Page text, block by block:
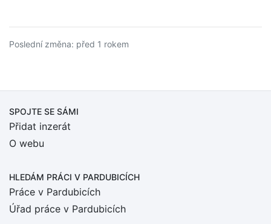
Poslední změna: před 1 rokem
SPOJTE SE SÁMI
Přidat inzerát
O webu
HLEDÁM PRÁCI V PARDUBICÍCH
Práce v Pardubicích
Úřad práce v Pardubicích